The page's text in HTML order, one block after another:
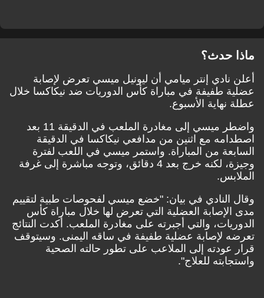
ماذا حدث؟
أعلن نادي إنتر ميامي أن ليونيل ميسي تعرض لإصابة
عضلية طفيفة في مباراة كأس الدوريات ضد نيكاكسا خلال
عطلة نهاية الأسبوع.
واضطر ميسي إلى مغادرة الملعب في الدقيقة 11 بعد
اصطدامه مع اثنين من مدافعي نيكاكسا في الدقيقة
السابعة من المباراة. واستمر ميسي في اللعب لفترة
وجيزة، لكنه خرج بعد 4 دقائق، وتوجه مباشرة إلى غرفة
الملابس.
وقال النادي في بيان: "خضع ميسي لفحوصات طبية لتقييم
مدى الإصابة العضلية التي تعرض لها خلال مباراة كأس
الدوريات، والتي أجبرته على مغادرة الملعب. أكدت النتائج
تعرضه لإصابة عضلية طفيفة في ساقه اليمنى. وسيتوقف
قرار عودته إلى الملاعب على تطور حالته الصحية
واستجابته للعلاج".